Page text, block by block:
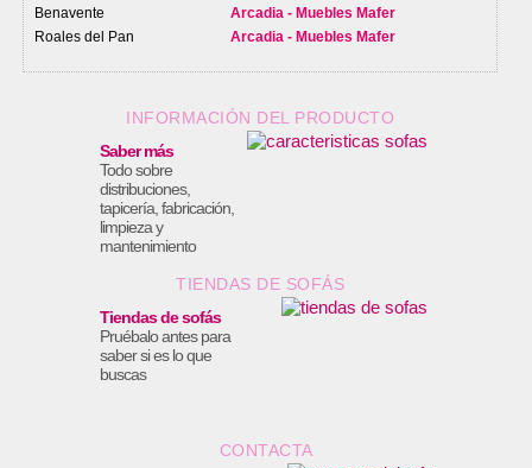
Benavente
Arcadia - Muebles Mafer
Roales del Pan
Arcadia - Muebles Mafer
INFORMACIÓN DEL PRODUCTO
Saber más
Todo sobre
distribuciones,
tapicería, fabricación,
limpieza y
mantenimiento
TIENDAS DE SOFÁS
Tiendas de sofás
Pruébalo antes para
saber si es lo que
buscas
CONTACTA